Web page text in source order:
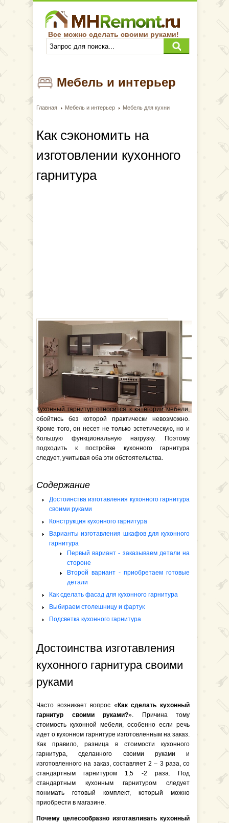
Мебель и интерьер
Главная Мебель и интерьер Мебель для кухни
Как сэкономить на
изготовлении кухонного
гарнитура
Кухонный гарнитур относится к категории мебели,
обойтись без которой практически невозможно.
Кроме того, он несет не только эстетическую, но и
большую функциональную нагрузку. Поэтому
подходить к постройке кухонного гарнитура
следует, учитывая оба эти обстоятельства.
Содержание
Достоинства изготавления кухонного гарнитура
своими руками
Конструкция кухонного гарнитура
Варианты изготавления шкафов для кухонного
гарнитура
Первый вариант - заказываем детали на
стороне
Второй вариант - приобретаем готовые
детали
Как сделать фасад для кухонного гарнитура
Выбираем столешницу и фартук
Подсветка кухонного гарнитура
Достоинства изготавления
кухонного гарнитура своими
руками
Часто возникает вопрос « Как сделать кухонный
гарнитур своими руками?». Причина тому
стоимость кухонной мебели, особенно если речь
идет о кухонном гарнитуре изготовленным на заказ.
Как правило, разница в стоимости кухонного
гарнитура, сделанного своими руками и
изготовленного на заказ, составляет 2 – 3 раза, со
стандартным гарнитуром 1,5 -2 раза. Под
стандартным кухонным гарнитуром следует
понимать готовый комплект, который можно
приобрести в магазине.
Почему целесообразно изготавливать кухонный
Все можно сделать своими руками!